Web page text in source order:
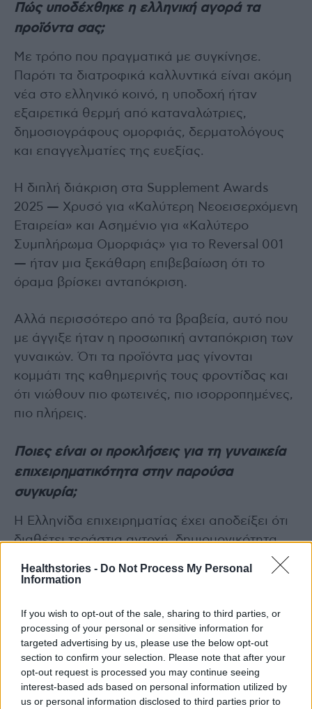
Healthstories - Do Not Process My Personal
Information
If you wish to opt-out of the sale, sharing to third parties, or
processing of your personal or sensitive information for
targeted advertising by us, please use the below opt-out
section to confirm your selection. Please note that after your
opt-out request is processed you may continue seeing
interest-based ads based on personal information utilized by
us or personal information disclosed to third parties prior to
Πώς υποδέχθηκε η ελληνική αγορά τα
προϊόντα σας;
Με τρόπο που πραγματικά με συγκίνησε.
Παρότι τα διατροφικά καλλυντικά είναι ακόμη
νέα στο ελληνικό κοινό, η υποδοχή ήταν
εξαιρετικά θερμή από καταναλώτριες,
δημοσιογράφους ομορφιάς, δερματολόγους
και επαγγελματίες της ευεξίας.
Η διπλή διάκριση στα Supplement Awards
2025 — Χρυσό για «Καλύτερη Νεοεισερχόμενη
Εταιρεία» και Ασημένιο για «Καλύτερο
Συμπλήρωμα Ομορφιάς» για το Reversal 001
— ήταν μια ξεκάθαρη επιβεβαίωση ότι το
όραμα βρίσκει ανταπόκριση.
Αλλά περισσότερο από τα βραβεία, αυτό που
με άγγιξε ήταν η προσωπική ανταπόκριση των
γυναικών. Ότι τα προϊόντα μας γίνονται
κομμάτι της καθημερινής τους φροντίδας και
ότι νιώθουν πιο φωτεινές, πιο ισορροπημένες,
πιο πλήρεις.
Ποιες είναι οι προκλήσεις για τη γυναικεία
επιχειρηματικότητα στην παρούσα
συγκυρία;
Η Ελληνίδα επιχειρηματίας έχει αποδείξει ότι
διαθέτει τεράστια αντοχή, δημιουργικότητα
εύκολο. Η χρηματοδότηση, η γραφειοκρατία
κάνουν την επιχειρηματικότητα μια διαδρομή
περίπλοκη.
Κι όμως, μέσα σε αυτές τις προκλήσεις οι
γυναίκες φέρνουν κάτι μοναδικό: